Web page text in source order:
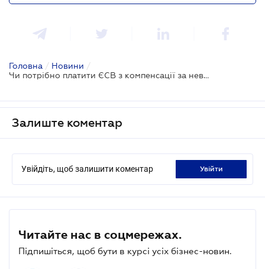
Головна / Новини /
Чи потрібно платити ЄСВ з компенсації за невикористану відпустку
Залиште коментар
Увійдіть, щоб залишити коментар увійти
Читайте нас в соцмережах.
Підпишіться, щоб бути в курсі усіх бізнес-новин.